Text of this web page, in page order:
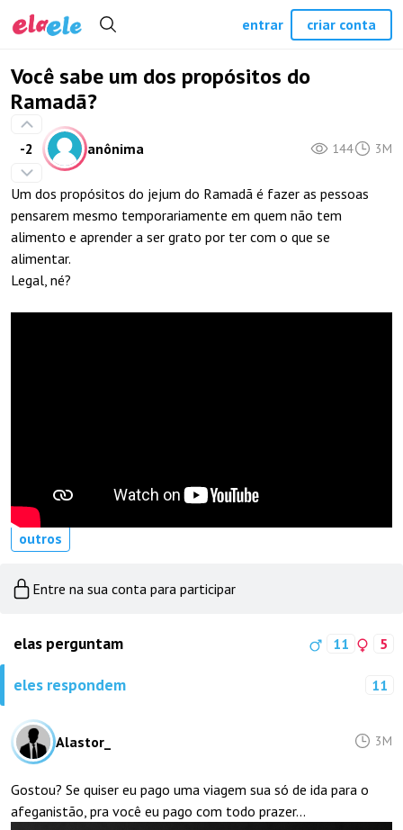
Você sabe um dos propósitos do
Ramadã?
-2 anônima 144 3M
Um dos propósitos do jejum do Ramadã é fazer as pessoas
pensarem mesmo temporariamente em quem não tem
alimento e aprender a ser grato por ter com o que se
alimentar.
Legal, né?
outros
Entre na sua conta para participar
elas perguntam 11 5
eles respondem 11
Alastor_ 3M
Gostou? Se quiser eu pago uma viagem sua só de ida para o
afeganistão, pra você eu pago com todo prazer...
entrar criar conta